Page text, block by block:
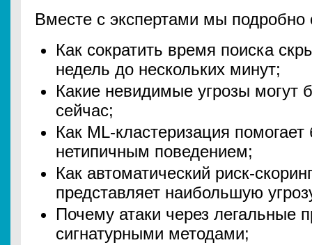
Вместе с экспертами мы подробно
Как сократить время поиска
недель до нескольких минут;
Какие невидимые угрозы могут
сейчас;
Как ML-кластеризация
нетипичным поведением;
Как автоматический риск-
представляет наибольшую
Почему атаки через легальные
сигнатурными методами;